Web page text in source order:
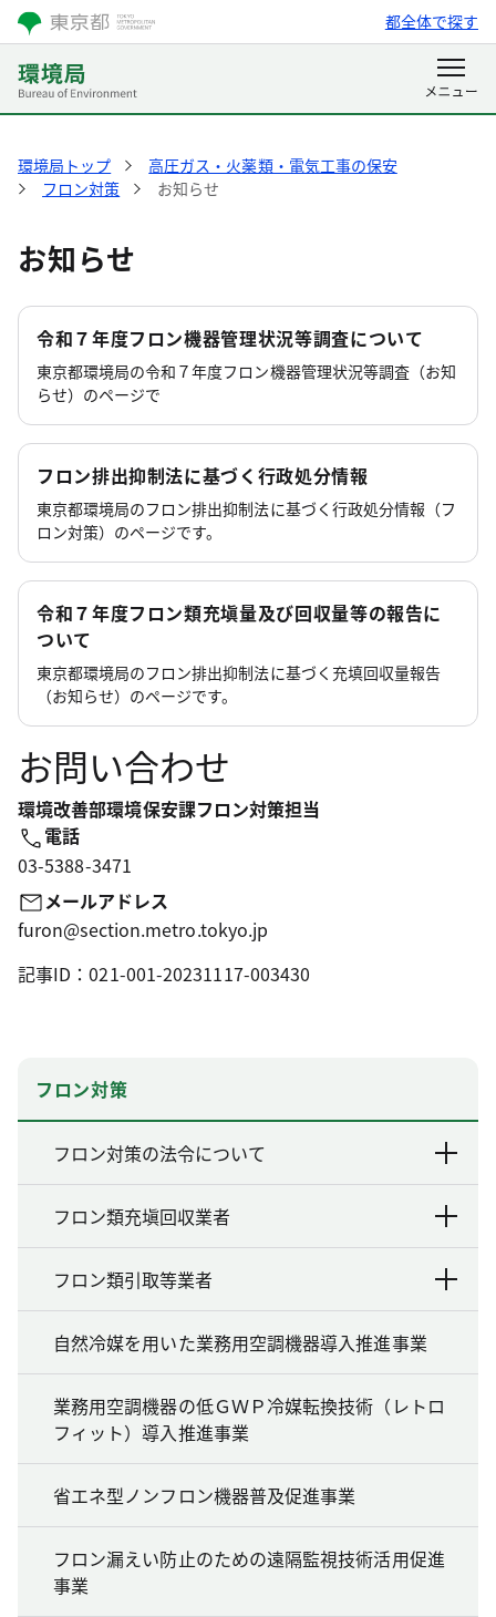
都全体で探す
環境局トップ
高圧ガス・火薬類・電気工事の保安
フロン対策
お知らせ
お知らせ
令和７年度フロン機器管理状況等調査について
東京都環境局の令和７年度フロン機器管理状況等調査（お知
らせ）のページで
フロン排出抑制法に基づく行政処分情報
東京都環境局のフロン排出抑制法に基づく行政処分情報（フ
ロン対策）のページです。
令和７年度フロン類充塡量及び回収量等の報告に
ついて
東京都環境局のフロン排出抑制法に基づく充填回収量報告
（お知らせ）のページです。
お問い合わせ
環境改善部環境保安課フロン対策担当
電話
03-5388-3471
メールアドレス
furon@section.metro.tokyo.jp
記事ID：021-001-20231117-003430
フロン対策
フロン対策の法令について
フロン類充塡回収業者
フロン類引取等業者
自然冷媒を用いた業務用空調機器導入推進事業
業務用空調機器の低ＧＷＰ冷媒転換技術（レトロ
フィット）導入推進事業
省エネ型ノンフロン機器普及促進事業
フロン漏えい防止のための遠隔監視技術活用促進
事業